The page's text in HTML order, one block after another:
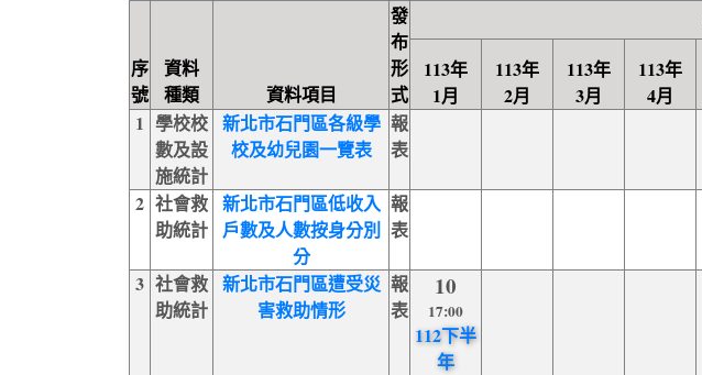
詢
序
號
資料
種類
資料項目
發
布
形
式
113年
1月
113年
2月
113年
3月
113年
4月
1 學校校
數及設
施統計
新北市石門區各級學
校及幼兒園一覽表
報
表
2 社會救
助統計
新北市石門區低收入
戶數及人數按身分別
分
報
表
3 社會救
助統計
新北市石門區遭受災
害救助情形
報
表
10
17:00
112下半
年